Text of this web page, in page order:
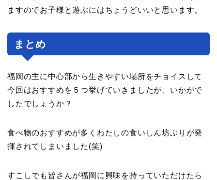
ますのでお子様と遊ぶにはちょうどいいと思います。
まとめ
福岡の主に中心部から生きやすい場所をチョイスして
今回はおすすめを５つ挙げていきましたが、いかがで
したでしょうか？
食べ物のおすすめが多くわたしの食いしん坊ぶりが発
揮されてしまいました(笑)
すこしでも皆さんが福岡に興味を持っていただけたら